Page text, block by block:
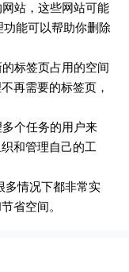
站，这些网站可能
功能可以帮助你删除
标签页占用的空间
再需要的标签页，
个任务的用户来
和管理自己的工
多情况下都非常实
省空间。